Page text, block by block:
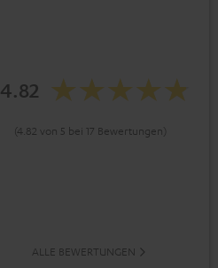
4.82
(4.82 von 5 bei 17 Bewertungen)
ALLE BEWERTUNGEN